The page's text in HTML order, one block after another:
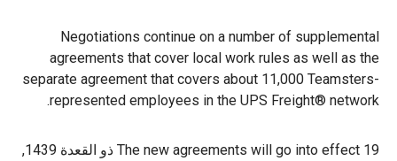
Negotiations continue on a number of supplemental
agreements that cover local work rules as well as the
separate agreement that covers about 11,000 Teamsters-
represented employees in the UPS Freight® network.
The new agreements will go into effect 19 ذو القعدة 1439,